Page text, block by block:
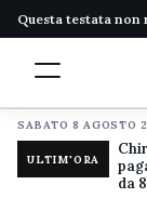
Questa testata
SABATO 8 AGOSTO
ULTIM'ORA
da